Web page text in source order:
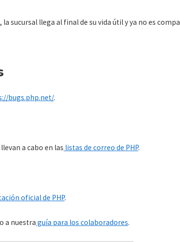
sucursal llega al final de su vida útil y ya no es
bugs.php.net/.
a cabo en las listas de correo de PHP.
oficial de PHP.
a nuestra guía para los colaboradores.